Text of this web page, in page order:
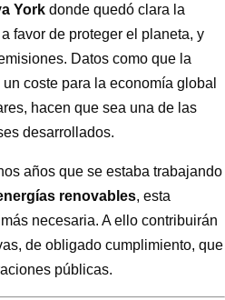
York donde quedó clara la
favor de proteger el planeta, y
Datos como que la
coste para la economía global
hacen que sea una de las
desarrollados.
años que se estaba trabajando
renovables, esta
necesaria. A ello contribuirán
de obligado cumplimiento, que
públicas.